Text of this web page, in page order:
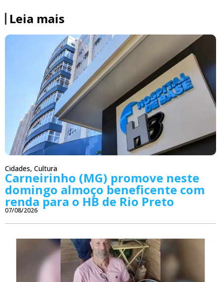
Leia mais
Cidades, Cultura
Carneirinho (MG) promove neste
domingo almoço beneficente com
renda para o HB de Rio Preto
07/08/2026